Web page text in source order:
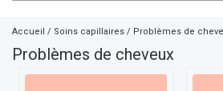
Accueil / Soins capillaires / Problèmes de
Problèmes de cheveux